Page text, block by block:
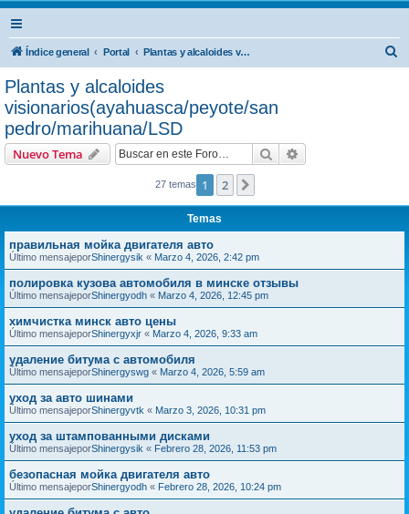
Índice general Portal Plantas y alcaloides visionarios(ayahuasca/peyote/san pedro/marihuana/LSD
Plantas y alcaloides
visionarios(ayahuasca/peyote/san
pedro/marihuana/LSD
Nuevo Tema Buscar
27 temas 1 2
Temas
правильная мойка двигателя авто
Último mensajeporShinergysik « Marzo 4, 2026, 2:42 pm
полировка кузова автомобиля в минске отзывы
Último mensajeporShinergyodh « Marzo 4, 2026, 12:45 pm
химчистка минск авто цены
Último mensajeporShinergyxjr « Marzo 4, 2026, 9:33 am
удаление битума с автомобиля
Último mensajeporShinergyswg « Marzo 4, 2026, 5:59 am
уход за авто шинами
Último mensajeporShinergyvtk « Marzo 3, 2026, 10:31 pm
уход за штампованными дисками
Último mensajeporShinergysik « Febrero 28, 2026, 11:53 pm
безопасная мойка двигателя авто
Último mensajeporShinergyodh « Febrero 28, 2026, 10:24 pm